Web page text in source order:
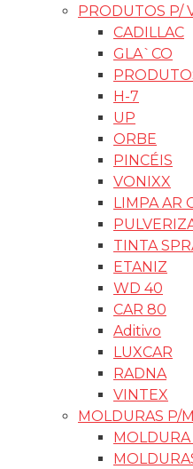
PRODUTOS P/
CADILLAC
GLA`CO
H-7
UP
ORBE
PINCÉIS
VONIXX
LIMPA AR
TINTA
ETANIZ
WD 40
CAR 80
Aditivo
LUXCAR
RADNA
VINTEX
MOLDURAS P/
MOLDURA